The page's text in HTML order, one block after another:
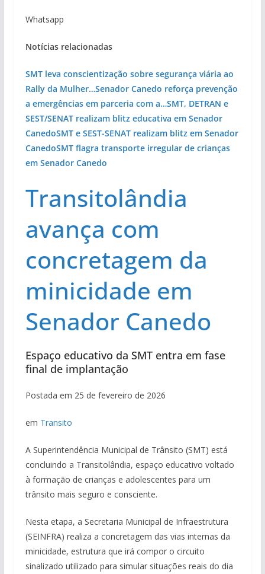
Whatsapp
Notícias relacionadas
SMT leva conscientização sobre segurança viária ao
Rally da Mulher…Senador Canedo reforça prevenção
a emergências em parceria com a…SMT, DETRAN e
SEST/SENAT realizam blitz educativa em Senador
CanedoSMT e SEST-SENAT realizam blitz em Senador
CanedoSMT flagra transporte irregular de crianças
em Senador Canedo
Transitolândia
avança com
concretagem da
minicidade em
Senador Canedo
Espaço educativo da SMT entra em fase
final de implantação
Postada em 25 de fevereiro de 2026
em Transito
A Superintendência Municipal de Trânsito (SMT) está
concluindo a Transitolândia, espaço educativo voltado
à formação de crianças e adolescentes para um
trânsito mais seguro e consciente.
Nesta etapa, a Secretaria Municipal de Infraestrutura
(SEINFRA) realiza a concretagem das vias internas da
minicidade, estrutura que irá compor o circuito
sinalizado utilizado para simular situações reais do dia